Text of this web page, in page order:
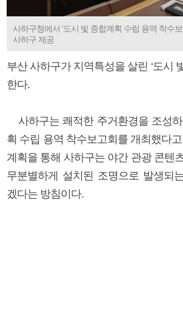
사하구청에서 ‘도시 빛 종합계획 수립 용역 착수
사하구 제공
부산 사하구가 지역특성을 살린 ‘도시
한다.
사하구는 쾌적한 주거환경을 조성
획 수립 용역 착수보고회를 개최했다
계획을 통해 사하구는 야간 관광 콘텐
무분별하게 설치된 조명으로 발생되
겠다는 방침이다.